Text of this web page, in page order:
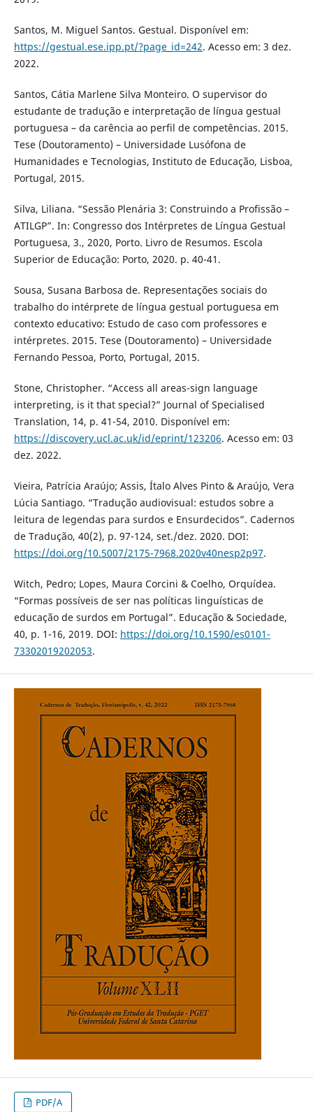
Santos, M. Miguel Santos. Gestual. Disponível em:
https://gestual.ese.ipp.pt/?page_id=242. Acesso em: 3 dez.
2022.
Santos, Cátia Marlene Silva Monteiro. O supervisor do
estudante de tradução e interpretação de língua gestual
portuguesa – da carência ao perfil de competências. 2015.
Tese (Doutoramento) – Universidade Lusófona de
Humanidades e Tecnologias, Instituto de Educação, Lisboa,
Portugal, 2015.
Silva, Liliana. “Sessão Plenária 3: Construindo a Profissão –
ATILGP”. In: Congresso dos Intérpretes de Língua Gestual
Portuguesa, 3., 2020, Porto. Livro de Resumos. Escola
Superior de Educação: Porto, 2020. p. 40-41.
Sousa, Susana Barbosa de. Representações sociais do
trabalho do intérprete de língua gestual portuguesa em
contexto educativo: Estudo de caso com professores e
intérpretes. 2015. Tese (Doutoramento) – Universidade
Fernando Pessoa, Porto, Portugal, 2015.
Stone, Christopher. “Access all areas-sign language
interpreting, is it that special?” Journal of Specialised
Translation, 14, p. 41-54, 2010. Disponível em:
https://discovery.ucl.ac.uk/id/eprint/123206. Acesso em: 03
dez. 2022.
Vieira, Patrícia Araújo; Assis, Ítalo Alves Pinto & Araújo, Vera
Lúcia Santiago. “Tradução audiovisual: estudos sobre a
leitura de legendas para surdos e Ensurdecidos”. Cadernos
de Tradução, 40(2), p. 97-124, set./dez. 2020. DOI:
https://doi.org/10.5007/2175-7968.2020v40nesp2p97.
Witch, Pedro; Lopes, Maura Corcini & Coelho, Orquídea.
“Formas possíveis de ser nas políticas linguísticas de
educação de surdos em Portugal”. Educação & Sociedade,
40, p. 1-16, 2019. DOI: https://doi.org/10.1590/es0101-
73302019202053.
PDF/A